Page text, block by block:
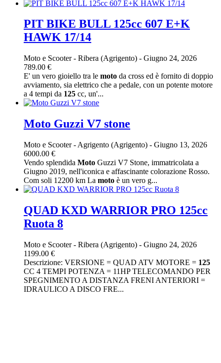
PIT BIKE BULL 125cc 607 E+K
HAWK 17/14
Moto e Scooter- Ribera (Agrigento) - Giugno 24, 2026
789.00 €
E' un vero gioiello tra le moto da cross ed è fornito di doppio
avviamento, sia elettrico che a pedale, con un potente motore
a 4 tempi da 125 cc, un'...
Moto Guzzi V7 stone
Moto e Scooter- Agrigento (Agrigento) - Giugno 13, 2026
6000.00 €
Vendo splendida Moto Guzzi V7 Stone, immatricolata a
Giugno 2019, nell'iconica e affascinante colorazione Rosso.
Com soli 12200 km La moto è un vero g...
QUAD KXD WARRIOR PRO 125cc
Ruota 8
Moto e Scooter- Ribera (Agrigento) - Giugno 24, 2026
1199.00 €
Descrizione: VERSIONE = QUAD ATV MOTORE = 125
CC 4 TEMPI POTENZA = 11HP TELECOMANDO PER
SPEGNIMENTO A DISTANZA FRENI ANTERIORI =
IDRAULICO A DISCO FRE...